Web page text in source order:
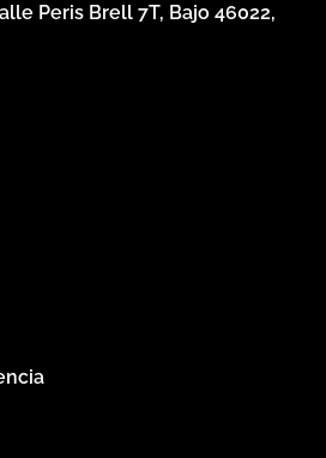
Peris Brell 7T, Bajo 46022,